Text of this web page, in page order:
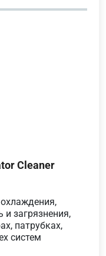
Cleaner
и загрязнения,
патрубках,
систем